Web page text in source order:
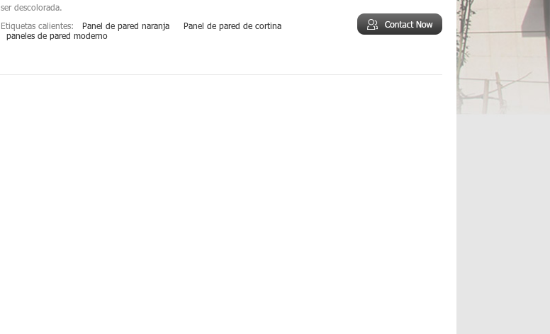
ser descolorada.
Etiquetas calientes:
Panel de pared naranja
Panel de pared de cortina
paneles de pared moderno